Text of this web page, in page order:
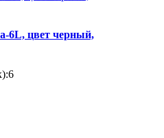
6L, цвет черный,
6